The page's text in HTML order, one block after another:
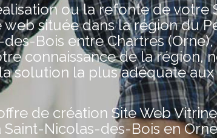
ou la refonte de votre
située dans la région du
Bois entre Chartres (Orne),
connaissance de la région,
solution la plus adéquate
de création Site Web
Nicolas-des-Bois en Orne